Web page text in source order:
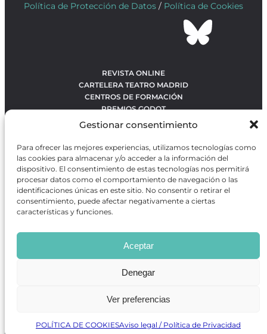
Gestionar consentimiento
Para ofrecer las mejores experiencias, utilizamos tecnologías como
las cookies para almacenar y/o acceder a la información del
dispositivo. El consentimiento de estas tecnologías nos permitirá
procesar datos como el comportamiento de navegación o las
identificaciones únicas en este sitio. No consentir o retirar el
consentimiento, puede afectar negativamente a ciertas
características y funciones.
Aceptar
Denegar
Ver preferencias
POLÍTICA DE COOKIESAviso legal / Política de Privacidad
Política de Protección de Datos / Política de Cookies
REVISTA ONLINE
CARTELERA TEATRO MADRID
CENTROS DE FORMACIÓN
PREMIOS GODOT
CONTACTO
OBRAS MÁS VOTADAS
RANKING MEJORES OBRAS
BÚSQUEDA AVANZADA DE OBRAS
Revista GODOTes una revista independiente especializada
en información sobre artes escénicas de Madrid, gratuita y
que se distribuye en espacios escénicos, además de otros
puntos de interés turístico y de ocio de la capital.
Desarrollado por Precise Future